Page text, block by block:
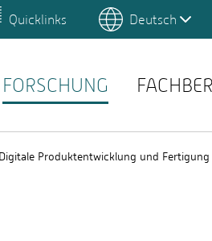
Campus Gestaltung Umwelt-
Lernplattformen
Quicklinks Deutsch
FORSCHUNG
Produktentwicklung und Fertigung